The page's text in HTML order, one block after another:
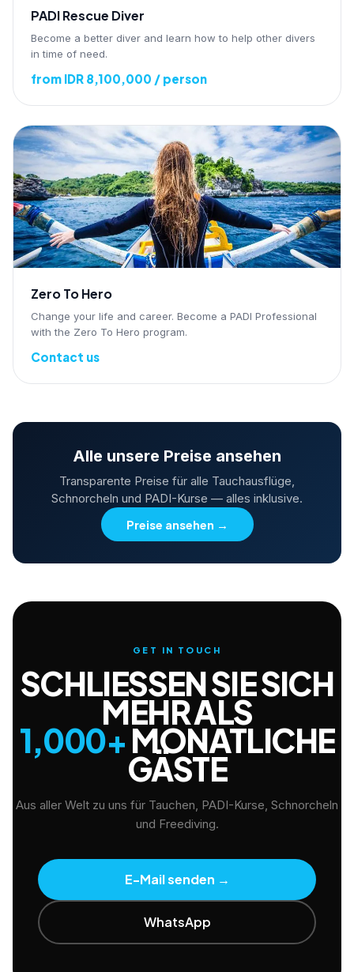
PADI Rescue Diver
Become a better diver and learn how to help other divers
in time of need.
from IDR 8,100,000 / person
Zero To Hero
Change your life and career. Become a PADI Professional
with the Zero To Hero program.
Contact us
Alle unsere Preise ansehen
Transparente Preise für alle Tauchausflüge,
Schnorcheln und PADI-Kurse — alles inklusive.
Preise ansehen →
GET IN TOUCH
SCHLIESSEN SIE SICH M
EHR ALS
1,000+MONATLICHE
GÄSTE
Aus aller Welt zu uns für Tauchen, PADI-Kurse, Schnorcheln
und Freediving.
E-Mail senden →
WhatsApp